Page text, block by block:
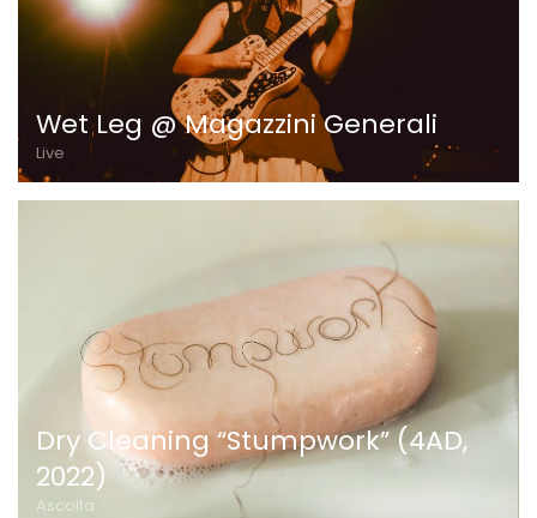
Wet Leg @ Magazzini Generali
Live
Dry Cleaning “Stumpwork” (4AD,
2022)
Ascolta